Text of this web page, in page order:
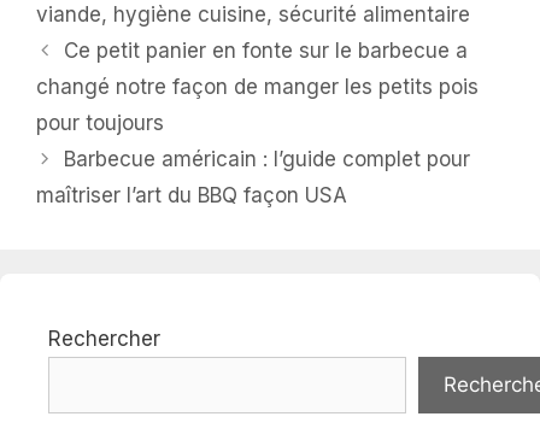
viande, hygiène cuisine, sécurité alimentaire
Ce petit panier en fonte sur le barbecue a
changé notre façon de manger les petits pois
pour toujours
Barbecue américain : l’guide complet pour
maîtriser l’art du BBQ façon USA
Rechercher